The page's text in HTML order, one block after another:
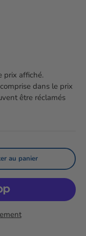
prix affiché.
dans le prix
être réclamés
au panier